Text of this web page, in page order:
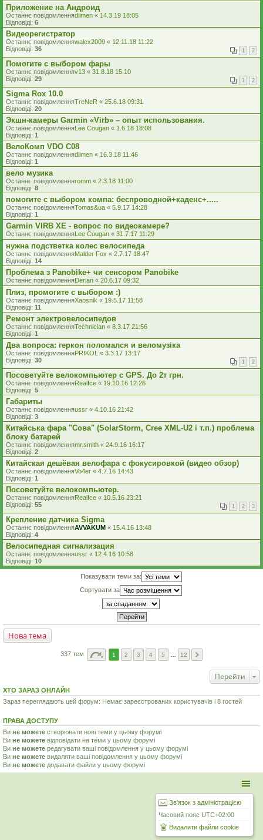
Приложение на Андроид
Останнє повідомленняdiimen « 14.3.19 18:05
Відповіді: 6
Видеорегистратор
Останнє повідомленняwalex2009 « 12.11.18 11:22
Відповіді: 36 1 2
Помогите с выбором фары
Останнє повідомленняv13 « 31.8.18 15:10
Відповіді: 29 1 2
Sigma Rox 10.0
Останнє повідомленняTreNeR « 25.6.18 09:31
Відповіді: 20
Экшн-камеры Garmin «Virb» – опыт использования.
Останнє повідомленняLee Cougan « 1.6.18 18:08
Відповіді: 1
ВелоКомп VDO С08
Останнє повідомленняdiimen « 16.3.18 11:46
Відповіді: 1
вело музика
Останнє повідомленняromm « 2.3.18 11:00
Відповіді: 8
помогите с выбором компа: беспроводной+каденс+.....
Останнє повідомленняTomas&ua « 5.9.17 14:28
Відповіді: 1
Garmin VIRB XE - вопрос по видеокамере?
Останнє повідомленняLee Cougan « 31.7.17 11:29
нужна подстветка колес велосипеда
Останнє повідомленняMalder Fox « 2.7.17 18:47
Відповіді: 14
Проблема з Panobike+ чи сенсором Panobike
Останнє повідомленняDerian « 20.6.17 09:32
Плиз, промогите с выбором :)
Останнє повідомленняXaosnik « 19.5.17 11:58
Відповіді: 11
Ремонт электровелосипедов
Останнє повідомленняTechnician « 8.3.17 21:56
Відповіді: 1
Два вопроса: геркон поломался и веломузіка
Останнє повідомленняPRIKOL « 3.3.17 13:17
Відповіді: 30 1 2
Посоветуйте велокомпьютер с GPS. До 2т грн.
Останнє повідомленняRealIce « 19.10.16 12:26
Відповіді: 5
Габариты
Останнє повідомленняussr « 4.10.16 21:42
Відповіді: 3
Китайська фара "Сова" (SolarStorm, Cree XML-U2 і т.п.) проблема
блоку батарей
Останнє повідомленняmr.smith « 24.9.16 16:17
Відповіді: 2
Китайская дешёвая велофара с фокусировкой (видео обзор)
Останнє повідомленняVo4er « 4.7.16 14:43
Відповіді: 1
Посоветуйте велокомпьютер.
Останнє повідомленняRealIce « 10.5.16 23:21
Відповіді: 55 1 2 3
Крепление датчика Sigma
Останнє повідомленняAVVAKUM « 15.4.16 13:48
Відповіді: 4
Велосипедная сигнализация
Останнє повідомленняussr « 12.4.16 10:58
Відповіді: 10
Показувати теми за:
Сортувати за
Нова тема
337 тем 1 2 3 4 5 12
Перейти
ХТО ЗАРАЗ ОНЛАЙН
Зараз переглядають цей форум: Немає зареєстрованих користувачів і 8 гостей
ПРАВА ДОСТУПУ
Ви не можете створювати нові теми у цьому форумі
Ви не можете відповідати на теми у цьому форумі
Ви не можете редагувати ваші повідомлення у цьому форумі
Ви не можете видаляти ваші повідомлення у цьому форумі
Ви не можете додавати файли у цьому форумі
Зв'язок з адміністрацією
Часовий пояс UTC+02:00
Видалити файли cookie